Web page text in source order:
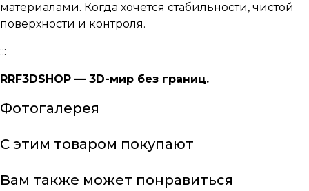
материалами. Когда хочется стабильности, чистой
поверхности и контроля.
:::
RRF3DSHOP — 3D-мир без границ.
Фотогалерея
С этим товаром покупают
Вам также может понравиться